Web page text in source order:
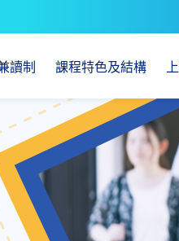
讀制 課程特色及結構